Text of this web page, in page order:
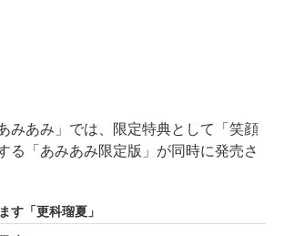
みあみ」では、限定特典として「笑顔
る「あみあみ限定版」が同時に発売さ
す「更科瑠夏」